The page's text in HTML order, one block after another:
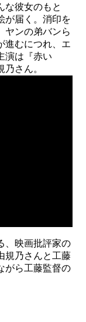
な彼女のもと
が届く。消印を
ヤンの弟バンら
進むにつれ、エ
演は『赤い
さん。
、映画批評家の
規乃さんと工藤
がら工藤監督の